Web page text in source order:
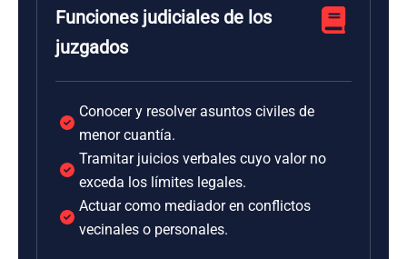
Funciones judiciales de los
juzgados
Conocer y resolver asuntos civiles de
menor cuantía.
Tramitar juicios verbales cuyo valor no
exceda los límites legales.
Actuar como mediador en conflictos
vecinales o personales.